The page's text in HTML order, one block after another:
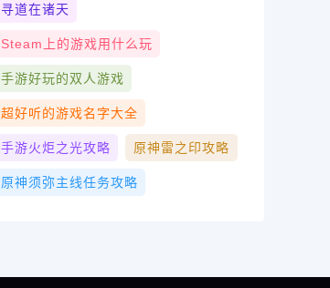
寻道在诸天
Steam上的游戏用什么玩
手游好玩的双人游戏
超好听的游戏名字大全
手游火炬之光攻略 原神雷之印攻略
原神须弥主线任务攻略